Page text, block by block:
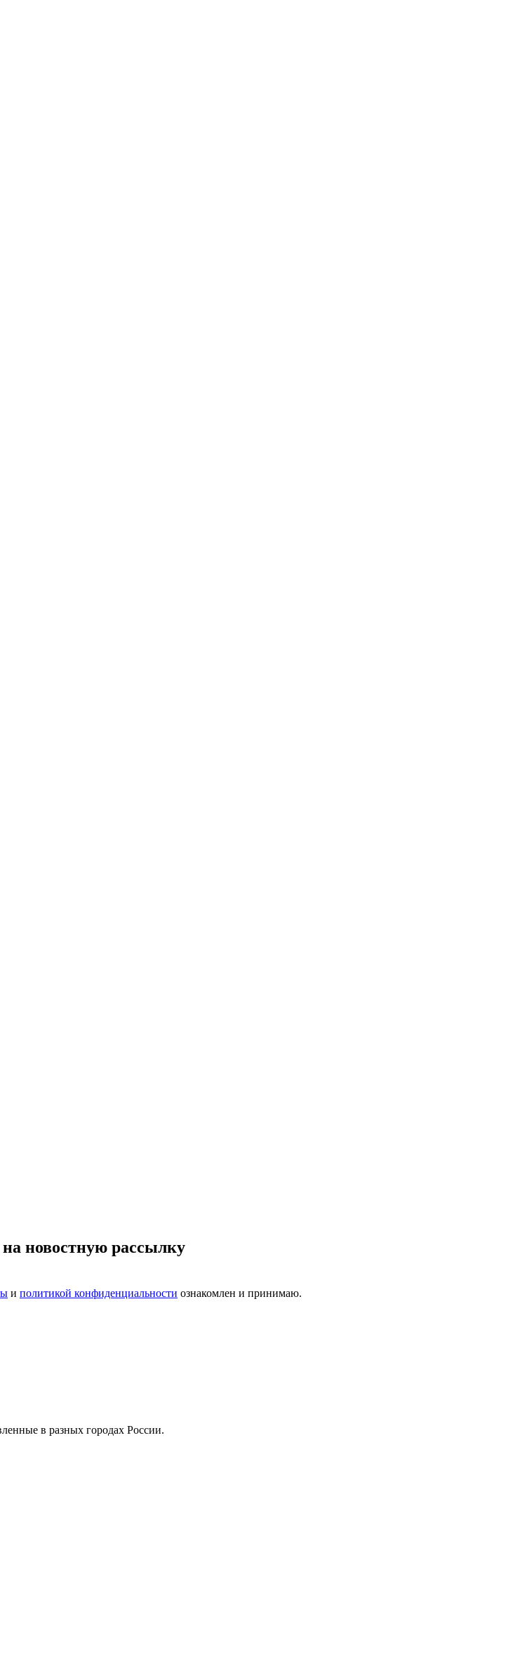
новостную рассылку
и политикой конфиденциальности ознакомлен и принимаю.
в разных городах России.